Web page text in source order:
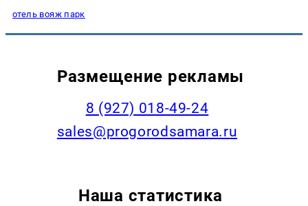
отель вояж парк
Размещение рекламы
8 (927) 018-49-24
sales@progorodsamara.ru
Наша статистика